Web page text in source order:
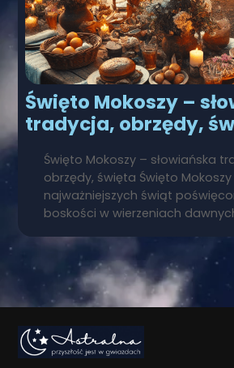
Święto Mokoszy –
tradycja, obrzędy,
Święto Mokoszy – słowiańska
obrzędy, święta Święto
najważniejszych świąt
boskości w wierzeniach